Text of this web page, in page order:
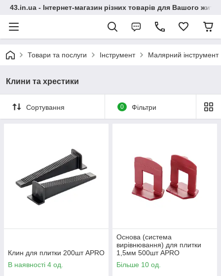
43.in.ua - Інтернет-магазин різних товарів для Вашого
Товари та послуги Інструмент Малярний інструмент
Клини та хрестики
Сортування 0 Фільтри
Клин для плитки 200шт APRO
В наявності 4 од.
Основа (система
вирівнювання) для плитки
1,5мм 500шт APRO
Більше 10 од.